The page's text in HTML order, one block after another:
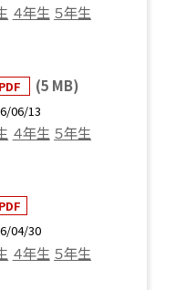
４年生 ５年生
PDF (5 MB)
06/13
４年生 ５年生
PDF
04/30
４年生 ５年生